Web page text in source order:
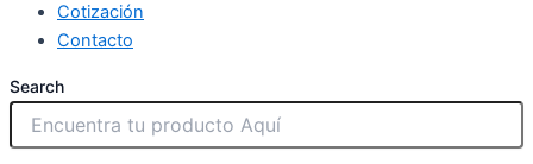
Cotización
Contacto
Search